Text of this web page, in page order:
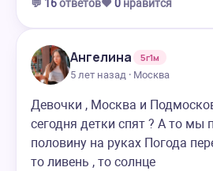
💬 16ответов❤️ 0 нравится
Ангелина
5г1м
5 лет назад · Москва
Девочки , Москва и
сегодня детки спят ? А то мы
половину на руках Погода
то ливень , то солнце